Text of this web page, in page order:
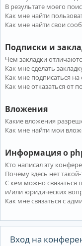
В результате моего
Как мне найти
Как мне найти свои
Подписки и
Чем закладки
Как мне сделать
Как мне подписаться
Как мне отказаться от
Вложения
Какие вложения
Как мне найти мои
Информация о
Кто написал эту
Почему здесь нет
С кем можно связаться
и/или юридических
Как мне связаться с
Вход на